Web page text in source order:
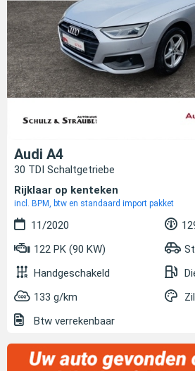
Audi A4
30 TDI Schaltgetriebe
Rijklaar op kenteken
incl. BPM, btw en standaard import pakket
11/2020
122 PK (90 KW)
Handgeschakeld
133 g/km
Btw verrekenbaar